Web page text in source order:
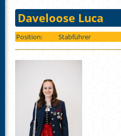
Daveloose Luca
Position: Stabführer